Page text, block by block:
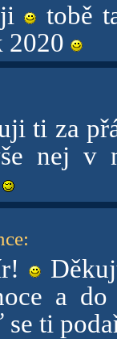
tobě
2020
ti za
nej v
:
a
ti